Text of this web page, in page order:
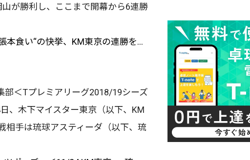
が勝利し、ここまで開幕から6連勝
本食い“の快挙、KM東京の連勝を…
＜Tプレミアリーグ2018/19シーズ
、木下マイスター東京（以下、KM
相手は琉球アスティーダ（以下、琉